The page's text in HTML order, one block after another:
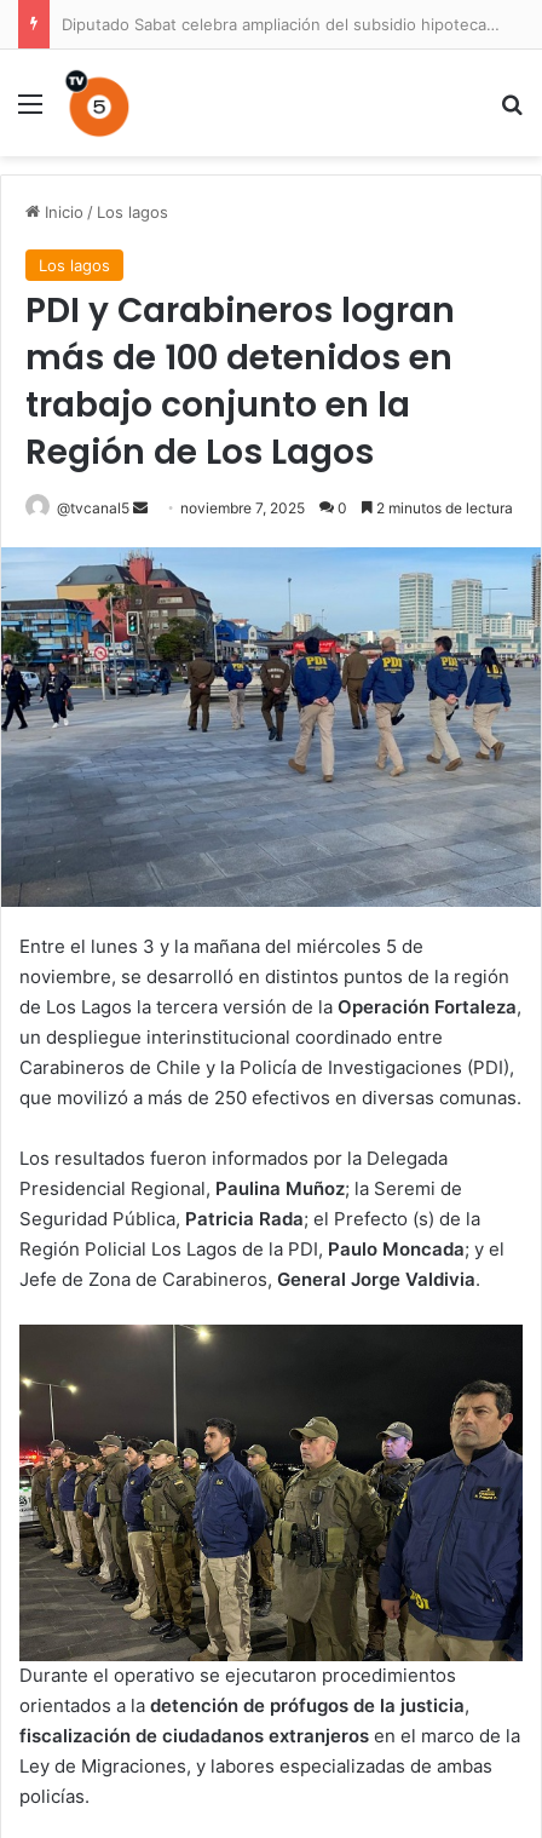
Diputado Sabat celebra ampliación del subsidio hipotecario con viviendas de hasta 6.000 UF
Menú
Inicio / Los lagos
Los lagos
PDI y Carabineros logran
más de 100 detenidos en
trabajo conjunto en la
Región de Los Lagos
@tvcanal5
Send
email
noviembre 7, 2025 0 2 minutos de lectura
Entre el lunes 3 y la mañana del miércoles 5 de
noviembre, se desarrolló en distintos puntos de la región
de Los Lagos la tercera versión de la Operación Fortaleza,
un despliegue interinstitucional coordinado entre
Carabineros de Chile y la Policía de Investigaciones (PDI),
que movilizó a más de 250 efectivos en diversas comunas.
Los resultados fueron informados por la Delegada
Presidencial Regional, Paulina Muñoz; la Seremi de
Seguridad Pública, Patricia Rada; el Prefecto (s) de la
Región Policial Los Lagos de la PDI, Paulo Moncada; y el
Jefe de Zona de Carabineros, General Jorge Valdivia.
Durante el operativo se ejecutaron procedimientos
orientados a la detención de prófugos de la justicia,
fiscalización de ciudadanos extranjeros en el marco de la
Ley de Migraciones, y labores especializadas de ambas
policías.